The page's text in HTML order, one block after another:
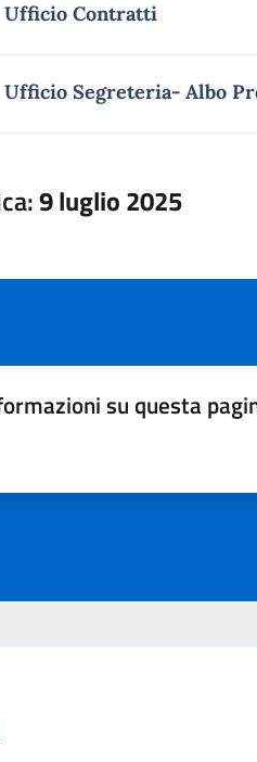
Ufficio Contratti
Ufficio Segreteria- Albo
9 luglio 2025
su questa